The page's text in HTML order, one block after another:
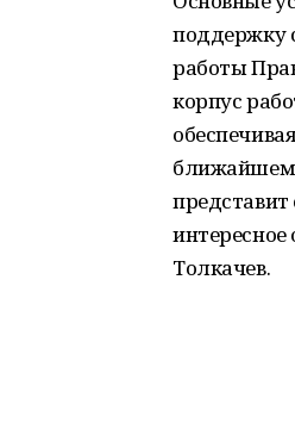
поддержку
работы
корпус
ближайшем
представит
Толкачев.